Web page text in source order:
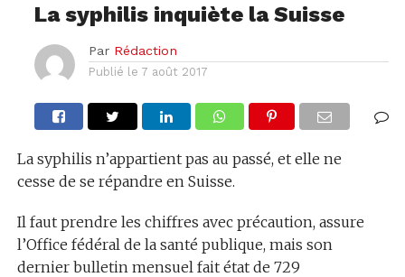
La syphilis inquiète la Suisse
Par Rédaction
Publié le 7 août 2017
La syphilis n’appartient pas au passé, et elle ne
cesse de se répandre en Suisse.
Il faut prendre les chiffres avec précaution, assure
l’Office fédéral de la santé publique, mais son
dernier bulletin mensuel fait état de 729